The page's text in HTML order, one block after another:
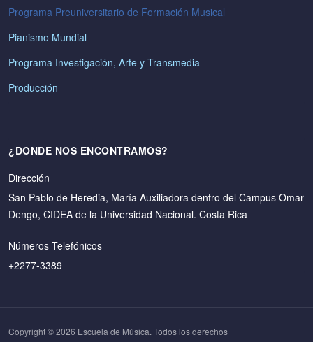
Programa Preuniversitario de Formación Musical
Pianismo Mundial
Programa Investigación, Arte y Transmedia
Producción
¿DONDE NOS ENCONTRAMOS?
Dirección
San Pablo de Heredia, María Auxiliadora dentro del Campus Omar
Dengo, CIDEA de la Universidad Nacional. Costa Rica
Números Telefónicos
+2277-3389
Copyright © 2026 Escuela de Música. Todos los derechos